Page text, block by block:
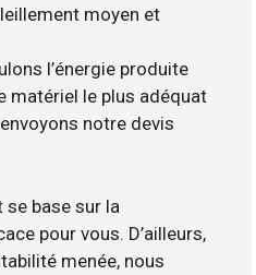
moyen et
l’énergie produite
matériel le plus adéquat
notre devis
base sur la
pour vous. D’ailleurs,
menée, nous